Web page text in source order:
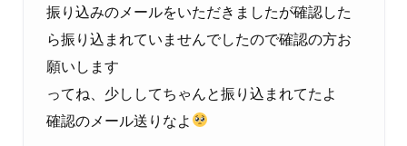
振り込みのメールをいただきましたが確認した
ら振り込まれていませんでしたので確認の方お
願いします
ってね、少ししてちゃんと振り込まれてたよ
確認のメール送りなよ